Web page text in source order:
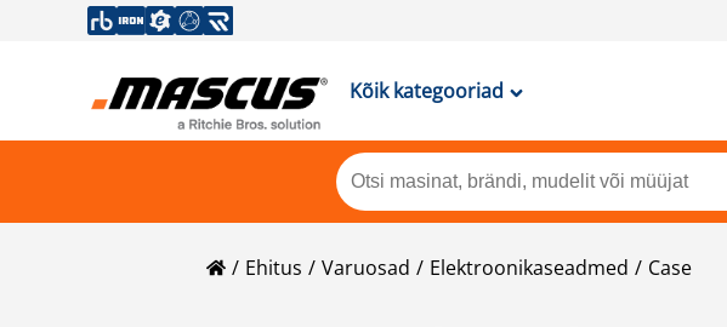
Kõik kategooriad
Ehitus Varuosad Elektroonikaseadmed Case